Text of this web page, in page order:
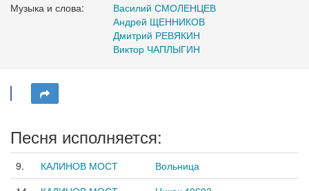
Музыка и слова:
Василий СМОЛЕНЦЕВ
Андрей ЩЕННИКОВ
Дмитрий РЕВЯКИН
Виктор ЧАПЛЫГИН
Песня исполняется:
9. КАЛИНОВ МОСТ
Вольница